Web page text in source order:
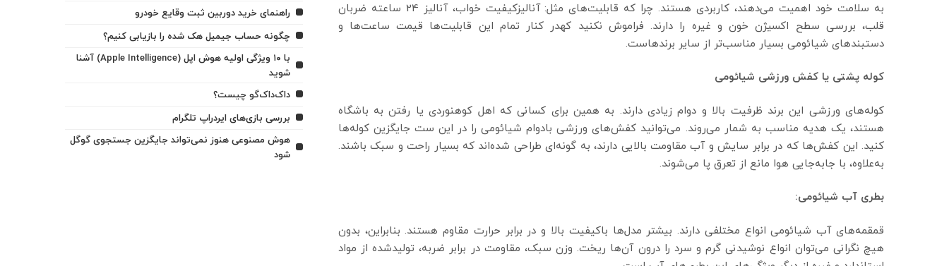
به سلامت خود اهمیت می‌دهند، کاربردی هستند. چرا که قابلیت‌های مثل: آنالیزکیفیت خواب، آنالیز 24 ساعته ضربان
قلب، بررسی سطح اکسیژن خون و غیره را دارند. فراموش نکنید کهدر کنار تمام این قابلیت‌ها قیمت ساعت‌ها و
دستبندهای شیائومی بسیار مناسب‌تر از سایر برندهاست.
کوله پشتی یا کفش ورزشی شیائومی
کوله‌های ورزشی این برند ظرفیت بالا و دوام زیادی دارند. به همین برای کسانی که اهل کوهنوردی یا رفتن به باشگاه
هستند، یک هدیه مناسب به شمار می‌روند. می‌توانید کفش‌های ورزشی بادوام شیائومی را در این ست جایگزین کوله‌ها
کنید. این کفش‌ها که در برابر سایش و آب مقاومت بالایی دارند، به گونه‌ای طراحی شده‌اند که بسیار راحت و سبک باشند.
به‌علاوه، با جابه‌جایی هوا مانع از تعرق پا می‌شوند.
بطری آب شیائومی:
قمقمه‌های آب شیائومی انواع مختلفی دارند. بیشتر مدل‌ها باکیفیت بالا و در برابر حرارت مقاوم هستند. بنابراین، بدون
هیچ نگرانی می‌توان انواع نوشیدنی گرم و سرد را درون آن‌ها ریخت. وزن سبک، مقاومت در برابر ضربه، تولیدشده از مواد
راهنمای خرید دوربین ثبت وقایع خودرو
چگونه حساب جیمیل هک شده را بازیابی کنیم؟
با ۱۰ ویژگی اولیه هوش اپل (Apple Intelligence) آشنا
شوید
داک‌داک‌گو چیست؟
بررسی بازی‌های ایردراپ تلگرام
هوش مصنوعی هنوز نمی‌تواند جایگزین جستجوی گوگل
شود